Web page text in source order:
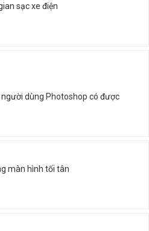
sạc xe điện
dùng Photoshop có được
màn hình tối tân